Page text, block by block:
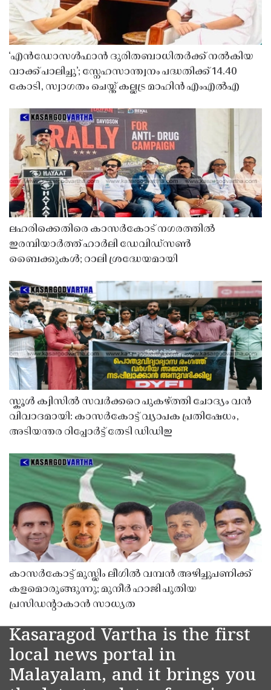
‘എൻഡോസൾഫാൻ ദുരിതബാധിതർക്ക് നൽകിയ
വാക്ക് പാലിച്ചു’; സ്നേഹസാന്ത്വനം പദ്ധതിക്ക് 14.40
കോടി, സ്വാഗതം ചെയ്ത് കല്ലട്ര മാഹിൻ എംഎൽഎ
ലഹരിക്കെതിരെ കാസർകോട് നഗരത്തിൽ
ഇരമ്പിയാർത്ത് ഹാർലി ഡേവിഡ്‌സൺ
ബൈക്കുകൾ; റാലി ശ്രദ്ധേയമായി
സ്കൂൾ ക്വിസിൽ സവർക്കറെ പുകഴ്ത്തി ചോദ്യം വൻ
വിവാദമായി: കാസർകോട്ട് വ്യാപക പ്രതിഷേധം,
അടിയന്തര റിപ്പോർട്ട് തേടി ഡിഡിഇ
കാസർകോട്ട് മുസ്ലിം ലീഗിൽ വമ്പൻ അഴിച്ചുപണിക്ക്
കളമൊരുങ്ങുന്നു; മുനീർ ഹാജി പുതിയ
പ്രസിഡൻ്റാകാൻ സാധ്യത
Kasaragod Vartha is the first
local news portal in
Malayalam, and it brings you